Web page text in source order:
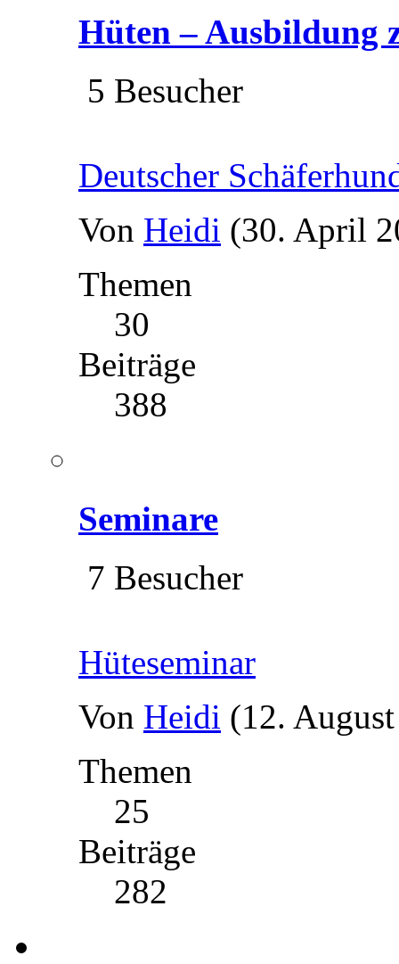
Hüten – Ausbildung
5 Besucher
Deutscher
Von Heidi (30. April
Themen
30
Beiträge
388
Seminare
7 Besucher
Hüteseminar
Von Heidi (12.
Themen
25
Beiträge
282